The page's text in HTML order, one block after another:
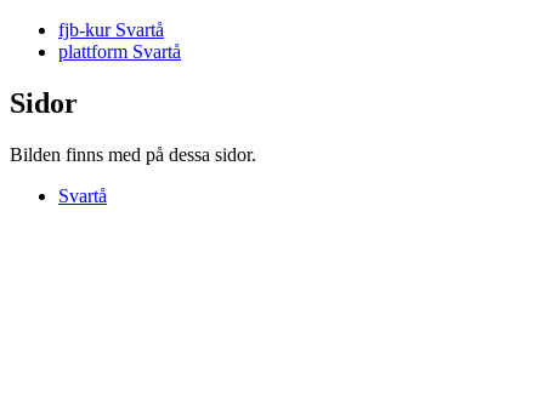
fjb-kur Svartå
plattform Svartå
Sidor
Bilden finns med på dessa sidor.
Svartå